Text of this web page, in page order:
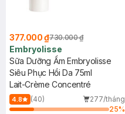
377.000 ₫730.000 ₫
Embryolisse
Sữa Dưỡng Ẩm Embryolisse
Siêu Phục Hồi Da 75ml
Lait-Crème Concentré
4.8 (40)
277/tháng
25%